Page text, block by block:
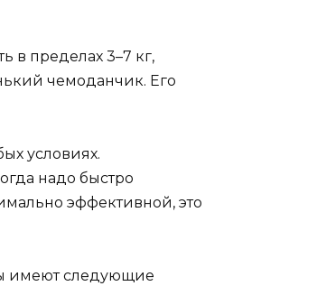
в пределах 3–7 кг,
чемоданчик. Его
условиях.
надо быстро
эффективной, это
имеют следующие